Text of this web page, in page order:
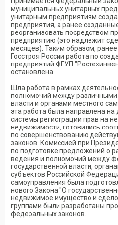
муниципальных унитарных
унитарным предприятиям
предприятия, а ранее
реорганизовать посредством
предприятию (это надлежит
месяцев). Таким образом,
Госстроя России работа по
предприятий ФГУП
остановлена.
Шла работа в рамках
полномочий между различными
власти и органами местного
эта работа была направлена
системы регистрации прав на
недвижимости, готовились
по совершенствованию
законов. Комиссией при
по подготовке предложений о
ведения и полномочий между
государственной власти,
субъектов Российской
самоуправления была
нового Закона "О
недвижимое имущество и
группами были разработаны
федеральных законов.